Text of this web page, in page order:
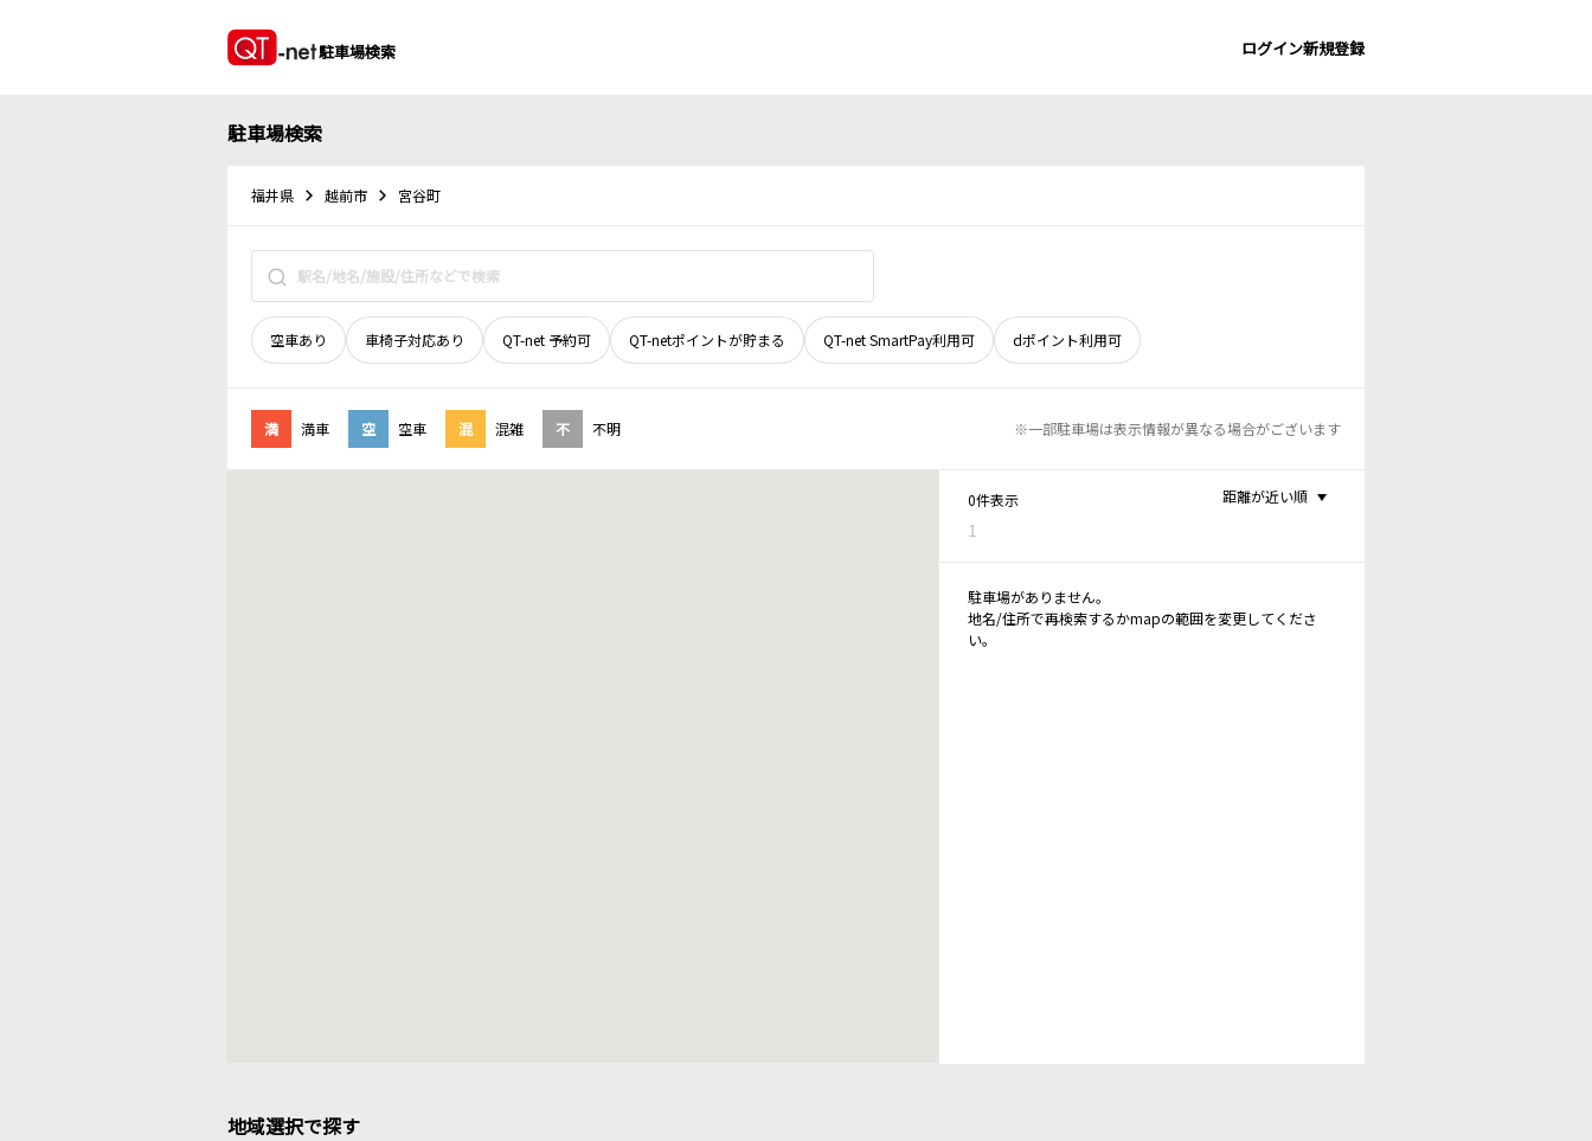
駐車場検索 ログイン新規登録
駐車場検索
福井県 越前市 宮谷町
空車あり 車椅子対応あり QT-net 予約可 QT-netポイントが貯まる QT-net SmartPay利用可 dポイント利用可
満 満車 空 空車 混 混雑 不 不明 ※一部駐車場は表示情報が異なる場合がございます
0件表示
1
距離が近い順
駐車場がありません。
地名/住所で再検索するかmapの範囲を変更してくださ
い。
地域選択で探す